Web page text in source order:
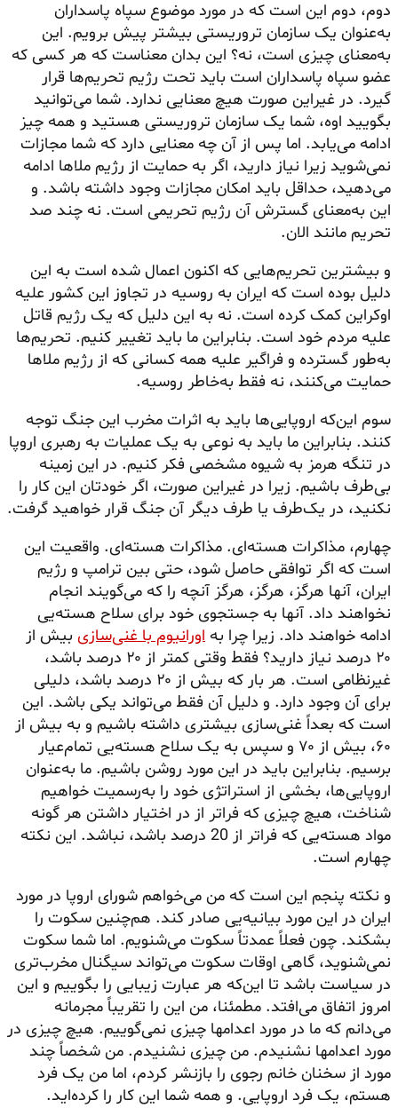
دوم، دوم این است که در مورد موضوع سپاه پاسداران
به‌عنوان یک سازمان تروریستی بیشتر پیش برویم. این
به‌معنای چیزی است، نه؟ این بدان معناست که هر کسی که
عضو سپاه پاسداران است باید تحت رژیم تحریم‌ها قرار
گیرد. در غیراین صورت هیچ معنایی ندارد. شما می‌توانید
بگویید اوه، شما یک سازمان تروریستی هستید و همه چیز
ادامه می‌یابد. اما پس از آن چه معنایی دارد که شما مجازات
نمی‌شوید زیرا نیاز دارید، اگر به حمایت از رژیم ملاها ادامه
می‌دهید، حداقل باید امکان مجازات وجود داشته باشد. و
این به‌معنای گسترش آن رژیم تحریمی است. نه چند صد
تحریم مانند الان.
و بیشترین تحریم‌هایی که اکنون اعمال شده است به این
دلیل بوده است که ایران به روسیه در تجاوز این کشور علیه
اوکراین کمک کرده است. نه به این دلیل که یک رژیم قاتل
علیه مردم خود است. بنابراین ما باید تغییر کنیم. تحریم‌ها
به‌طور گسترده و فراگیر علیه همه کسانی که از رژیم ملاها
حمایت می‌کنند، نه فقط به‌خاطر روسیه.
سوم این‌که اروپایی‌ها باید به اثرات مخرب این جنگ توجه
کنند. بنابراین ما باید به نوعی به یک عملیات به رهبری اروپا
در تنگه هرمز به شیوه مشخصی فکر کنیم. در این زمینه
بی‌طرف باشیم. زیرا در غیراین صورت، اگر خودتان این کار را
نکنید، در یک‌طرف یا طرف دیگر آن جنگ قرار خواهید گرفت.
چهارم، مذاکرات هسته‌ای. مذاکرات هسته‌ای. واقعیت این
است که اگر توافقی حاصل شود، حتی بین ترامپ و رژیم
ایران، آنها هرگز، هرگز، هرگز آنچه را که می‌گویند انجام
نخواهند داد. آنها به جستجوی خود برای سلاح هسته‌یی
ادامه خواهند داد. زیرا چرا به اورانیوم با غنی‌سازی بیش از
۲۰ درصد نیاز دارید؟ فقط وقتی کمتر از ۲۰ درصد باشد،
غیرنظامی است. هر بار که بیش از ۲۰ درصد باشد، دلیلی
برای آن وجود دارد. و دلیل آن فقط می‌تواند یکی باشد. این
است که بعداً غنی‌سازی بیشتری داشته باشیم و به بیش از
۶۰، بیش از ۷۰ و سپس به یک سلاح هسته‌یی تمام‌عیار
برسیم. بنابراین باید در این مورد روشن باشیم. ما به‌عنوان
اروپایی‌ها، بخشی از استراتژی خود را به‌رسمیت خواهیم
شناخت، هیچ چیزی که فراتر از در اختیار داشتن هر گونه
مواد هسته‌یی که فراتر از 20 درصد باشد، نباشد. این نکته
چهارم است.
و نکته پنجم این است که من می‌خواهم شورای اروپا در مورد
ایران در این مورد بیانیه‌یی صادر کند. هم‌چنین سکوت را
بشکند. چون فعلاً عمدتاً سکوت می‌شنویم. اما شما سکوت
نمی‌شنوید، گاهی اوقات سکوت می‌تواند سیگنال مخرب‌تری
در سیاست باشد تا این‌که هر عبارت زیبایی را بگوییم و این
امروز اتفاق می‌افتد. مطمئنا، من این را تقریباً مجرمانه
می‌دانم که ما در مورد اعدامها چیزی نمی‌گوییم. هیچ چیزی در
مورد اعدامها نشنیدم. من چیزی نشنیدم. من شخصاً چند
مورد از سخنان خانم رجوی را بازنشر کردم، اما من یک فرد
هستم، یک فرد اروپایی. و همه شما این کار را کرده‌اید.